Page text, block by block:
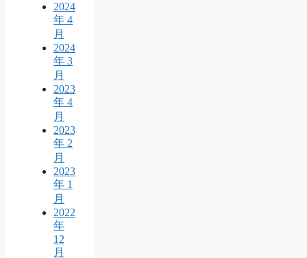
2024
年 4
月
2024
年 3
月
2023
年 4
月
2023
年 2
月
2023
年 1
月
2022
年
12
月